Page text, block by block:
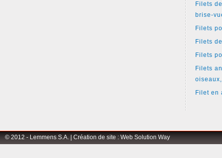
Filets
brise-
Filets
Filets
Filets
Filets
Filet en
© 2012 - Lemmens S.A. | Création de site : Web Solution Way